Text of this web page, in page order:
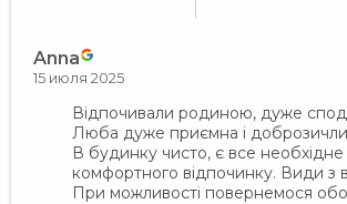
Anna
15 июля 2025
Відпочивали родиною, дуже
Люба дуже приємна і
В будинку чисто, є все
комфортного відпочинку. Види з
При можливості повернемося